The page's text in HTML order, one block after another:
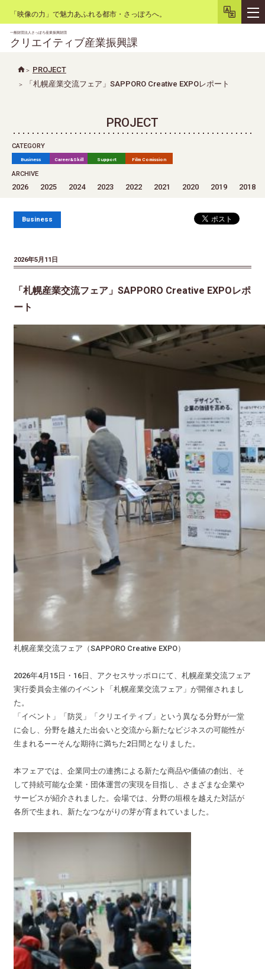
「映像の力」で魅力あふれる都市・さっぽろへ。
一般財団法人さっぽろ産業振興財団
クリエイティブ産業振興課
PROJECT
「札幌産業交流フェア」SAPPORO Creative EXPOレポート
PROJECT
CATEGORY
Business Career&Skill Support Film Comission
ARCHIVE
2026 2025 2024 2023 2022 2021 2020 2019 2018
Business
2026年5月11日
「札幌産業交流フェア」SAPPORO Creative EXPOレポ
ート
札幌産業交流フェア（SAPPORO Creative EXPO）
2026年4月15日・16日、アクセスサッポロにて、札幌産業交流フェア
実行委員会主催のイベント「札幌産業交流フェア」が開催されまし
た。
「イベント」「防災」「クリエイティブ」という異なる分野が一堂
に会し、分野を越えた出会いと交流から新たなビジネスの可能性が
生まれる——そんな期待に満ちた2日間となりました。
本フェアでは、企業同士の連携による新たな商品や価値の創出、そ
して持続可能な企業・団体運営の実現を目指し、さまざまな企業や
サービスが紹介されました。会場では、分野の垣根を越えた対話が
各所で生まれ、新たなつながりの芽が育まれていました。